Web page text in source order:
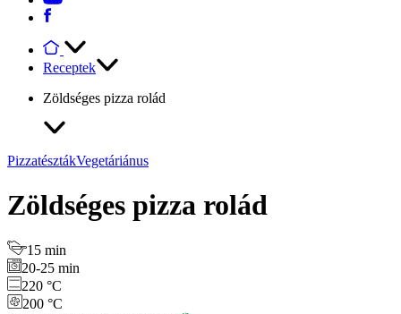
Receptek
Zöldséges pizza rolád
PizzatésztákVegetáriánus
Zöldséges pizza rolád
15 min
20-25 min
220 °C
200 °C